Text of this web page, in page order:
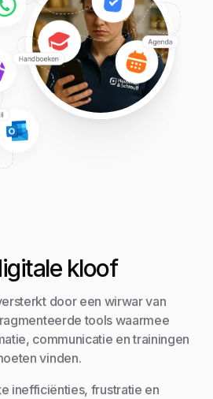
kloof
door een wirwar van
tools waarmee
communicatie en trainingen
vinden.
inefficiënties, frustratie en